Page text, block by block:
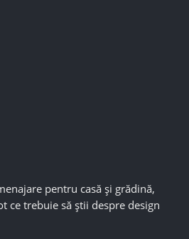
pentru casă și grădină,
ce trebuie să știi despre design